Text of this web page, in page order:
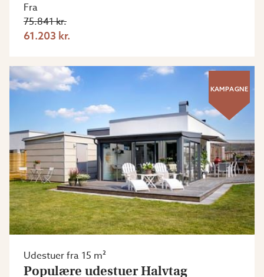
Fra
75.841 kr.
61.203 kr.
KAMPAGNE
Udestuer fra 15 m²
Populære udestuer Halvtag